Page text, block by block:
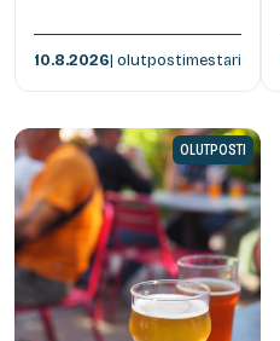
10.8.2026| olutpostimestari
OLUTPOSTI